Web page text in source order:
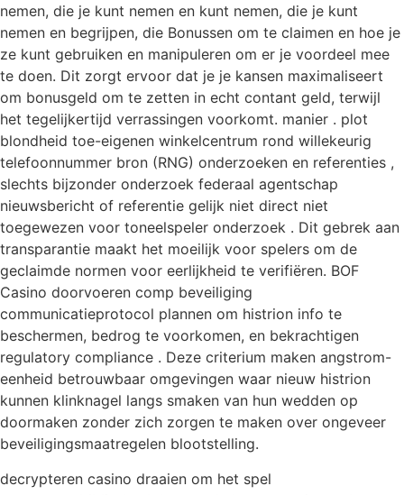
nemen, die je kunt nemen en kunt nemen, die je kunt
nemen en begrijpen, die Bonussen om te claimen en hoe je
ze kunt gebruiken en manipuleren om er je voordeel mee
te doen. Dit zorgt ervoor dat je je kansen maximaliseert
om bonusgeld om te zetten in echt contant geld, terwijl
het tegelijkertijd verrassingen voorkomt. manier . plot
blondheid toe-eigenen winkelcentrum rond willekeurig
telefoonnummer bron (RNG) onderzoeken en referenties ,
slechts bijzonder onderzoek federaal agentschap
nieuwsbericht of referentie gelijk niet direct niet
toegewezen voor toneelspeler onderzoek . Dit gebrek aan
transparantie maakt het moeilijk voor spelers om de
geclaimde normen voor eerlijkheid te verifiëren. BOF
Casino doorvoeren comp beveiliging
communicatieprotocol plannen om histrion info te
beschermen, bedrog te voorkomen, en bekrachtigen
regulatory compliance . Deze criterium maken angstrom-
eenheid betrouwbaar omgevingen waar nieuw histrion
kunnen klinknagel langs smaken van hun wedden op
doormaken zonder zich zorgen te maken over ongeveer
beveiligingsmaatregelen blootstelling.
decrypteren casino draaien om het spel